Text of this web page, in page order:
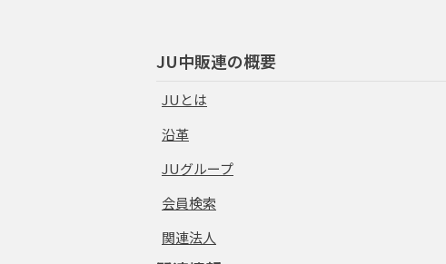
JU中販連の概要
JUとは
沿革
JUグループ
会員検索
関連法人